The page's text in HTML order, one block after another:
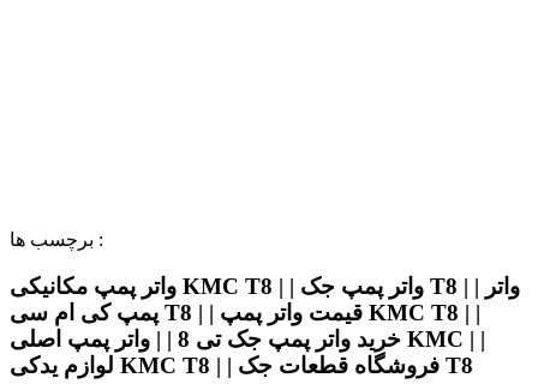
برچسب ها :
واتر پمپ مکانیکی KMC T8 | | واتر پمپ جک T8 | | واتر
پمپ کی ام سی T8 | | قیمت واتر پمپ KMC T8 | |
خرید واتر پمپ جک تی 8 | | واتر پمپ اصلی KMC | |
لوازم یدکی KMC T8 | | فروشگاه قطعات جک T8